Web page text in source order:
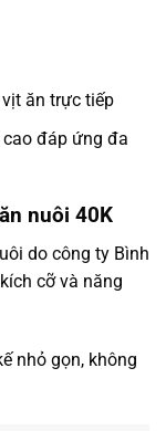
ăn trực tiếp
đáp ứng đa
nuôi 40K
do công ty Bình
cỡ và năng
nhỏ gọn, không